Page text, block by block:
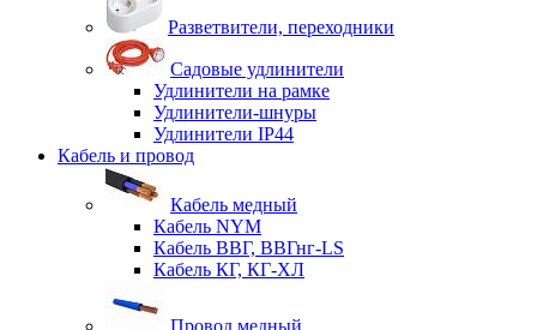
Разветвители, переходники
Садовые удлинители
Удлинители на рамке
Удлинители-шнуры
Удлинители IP44
Кабель и провод
Кабель медный
Кабель NYM
Кабель ВВГ, ВВГнг-LS
Кабель КГ, КГ-ХЛ
Провод медный